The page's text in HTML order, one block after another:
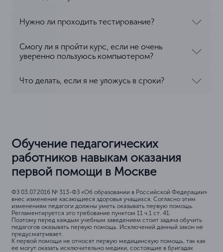
Нужно ли проходить тестирование?
Смогу ли я пройти курс, если не очень
уверенно пользуюсь компьютером?
Что делать, если я не уложусь в сроки?
Обучение педагогических
работников навыкам оказания
первой помощи в Москве
ФЗ 03.07.2016 № 313-ФЗ «Об образовании в Российской Федерации»
внес изменение касающиеся здоровья учащихся. Согласно этим
изменениям педагоги должны уметь оказывать первую помощь.
Регламентируется это требование пунктом 11 ч.1 ст. 41.
Поэтому перед каждым учебным заведением стоит задача обучить
педагогов оказывать первую помощь. Исключений данный закон не
предусматривает.
К первой помощи не относят первую медицинскую помощь, так как
ее могут оказать исключительно медики, состоящие в бригадах